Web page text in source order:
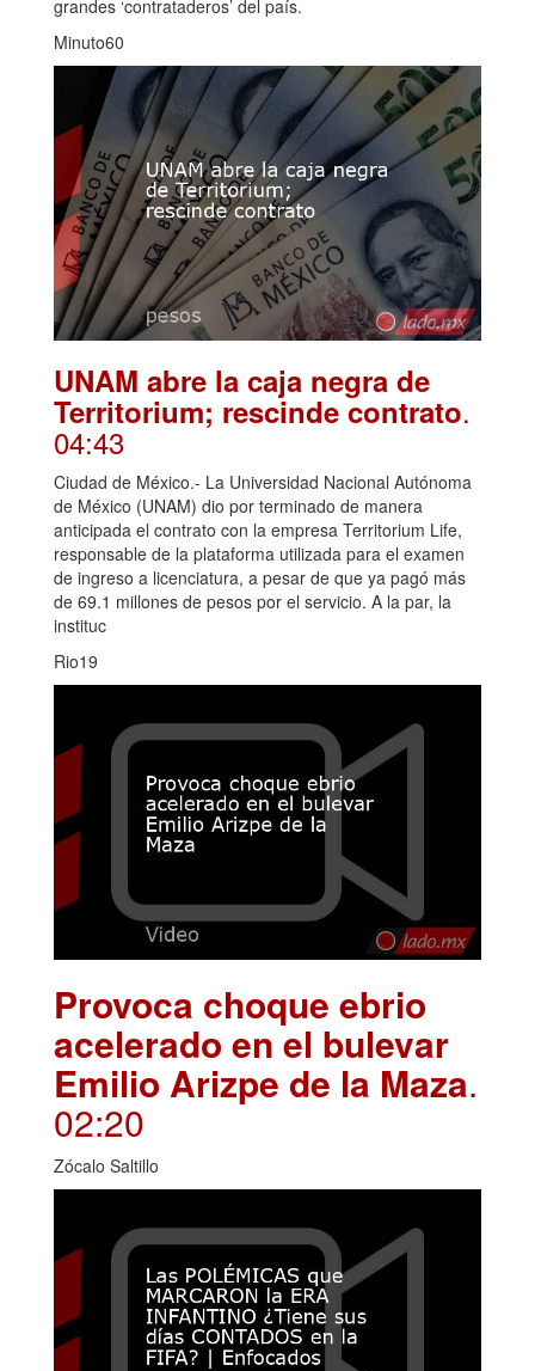
grandes ‘contrataderos’ del país.
Minuto60
UNAM abre la caja negra de
Territorium; rescinde contrato.
04:43
Ciudad de México.- La Universidad Nacional Autónoma
de México (UNAM) dio por terminado de manera
anticipada el contrato con la empresa Territorium Life,
responsable de la plataforma utilizada para el examen
de ingreso a licenciatura, a pesar de que ya pagó más
de 69.1 millones de pesos por el servicio. A la par, la
instituc
Rio19
Provoca choque ebrio
acelerado en el bulevar
Emilio Arizpe de la Maza.
02:20
Zócalo Saltillo